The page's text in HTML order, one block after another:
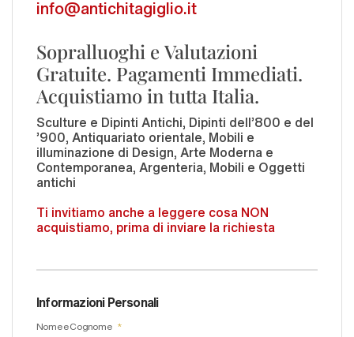
info@antichitagiglio.it
Sopralluoghi e Valutazioni
Gratuite. Pagamenti Immediati.
Acquistiamo in tutta Italia.
Sculture e Dipinti Antichi, Dipinti dell'800 e del
'900, Antiquariato orientale, Mobili e
illuminazione di Design, Arte Moderna e
Contemporanea, Argenteria, Mobili e Oggetti
antichi
Ti invitiamo anche a leggere cosa NON
acquistiamo, prima di inviare la richiesta
Informazioni Personali
Nome e Cognome